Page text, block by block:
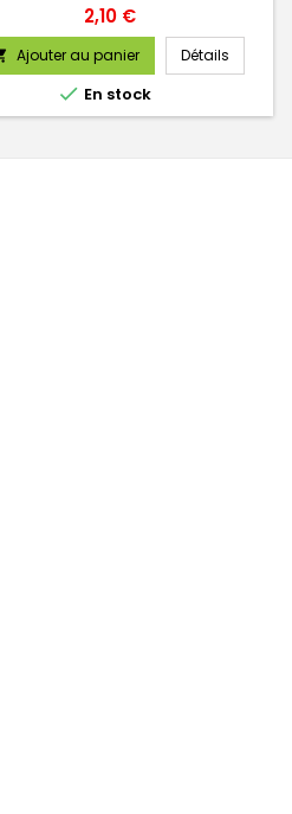
Prix
2,10 €
Ajouter au panier Détails
 En stock